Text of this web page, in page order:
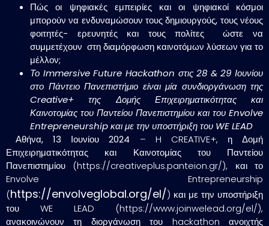
Πώς οι ψηφιακές εμπειρίες και οι ψηφιακοί κόσμοι
μπορούν να ενδυναμώσουν τους δημιουργούς, τους νέους
φοιτητές- ερευνητές και τους πολίτες ώστε να
συμμετέχουν στη διαμόρφωση καινοτόμων λύσεων για το
μέλλον;
Το Immersive Future Hackathon στις 28 & 29 Ιουνίου
στο Πάντειο Πανεπιστήμιο είναι μία συνδιοργάνωση της
Creative+ της Δομής Επιχειρηματικότητας και
Καινοτομίας του Παντείου Πανεπιστημίου και του Envolve
Entrepreneurshipκαι με την υποστήριξη του WELEAD
Αθήνα, 13 Ιουνίου 2024 – H CREATIVE+, η Δομή
Επιχειρηματικότητας και Καινοτομίας του Παντείου
Πανεπιστημίου (https://creativeplus.panteion.gr/), και το
Envolve Entrepreneurship
(https://envolveglobal.org/el/) και με την υποστήριξη
του WE LEAD (https://www.joinwelead.org/el/),
ανακοινώνουν τη διοργάνωση του hackathon ανοιχτής